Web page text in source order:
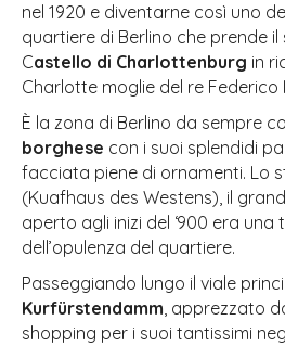
nel 1920 e diventarne così uno
quartiere di Berlino che prende il
Castello di Charlottenburg in
Charlotte moglie del re Federico
È la zona di Berlino da sempre
borghese con i suoi splendidi
facciata piene di ornamenti. Lo
(Kuafhaus des Westens), il
aperto agli inizi del ‘900 era una
dell’opulenza del quartiere.
Passeggiando lungo il viale
Kurfürstendamm, apprezzato
shopping per i suoi tantissimi